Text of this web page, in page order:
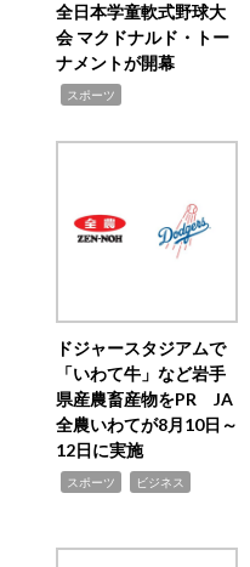
全日本学童軟式野球大
会 マクドナルド・トー
ナメントが開幕
スポーツ
ドジャースタジアムで
「いわて牛」など岩手
県産農畜産物をPR JA
全農いわてが8月10日～
12日に実施
スポーツ ビジネス